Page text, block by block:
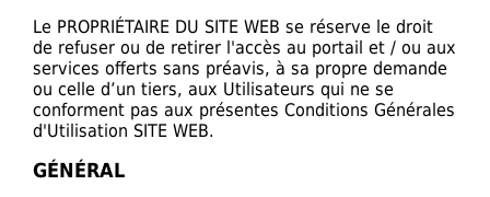
Le PROPRIÉTAIRE DU SITE WEB se réserve le droit
de refuser ou de retirer l'accès au portail et / ou aux
services offerts sans préavis, à sa propre demande
ou celle d’un tiers, aux Utilisateurs qui ne se
conforment pas aux présentes Conditions Générales
d'Utilisation SITE WEB.
GÉNÉRAL